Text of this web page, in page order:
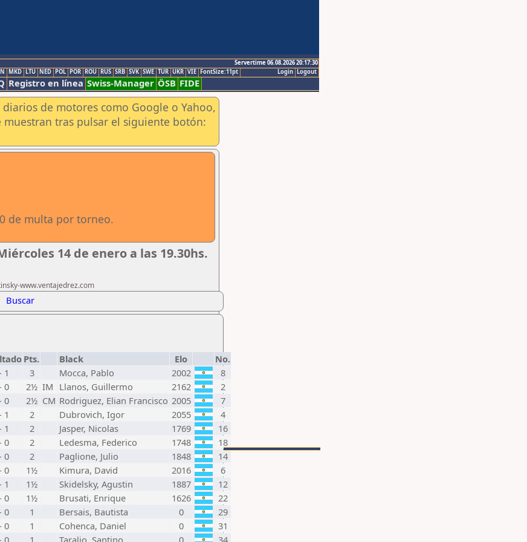
Servertime 06.08.2026 20:17:30
Logout
Login
MKD LTU NED POL POR ROU RUS SRB SVK SWE TUR UKR VIE FontSize:11pt
Registro en línea Swiss-Manager ÖSB FIDE
de motores como Google o Yahoo,
muestran tras pulsar el siguiente botón:
de multa por torneo.
14 de enero a las 19.30hs.
www.ventajedrez.com
Buscar
Pts. Black Elo
No.
1 3 Mocca, Pablo 2002
8
0 2½ IM Llanos, Guillermo 2162
2
0 2½ CM Rodriguez, Elian Francisco 2005
7
1 2 Dubrovich, Igor 2055
4
1 2 Jasper, Nicolas 1769
16
0 2 Ledesma, Federico 1748
18
0 2 Paglione, Julio 1848
14
0 1½ Kimura, David 2016
6
1 1½ Skidelsky, Agustin 1887
12
0 1½ Brusati, Enrique 1626
22
0 1 Bersais, Bautista 0
29
0 1 Cohenca, Daniel 0
31
0 1 Taralio, Santino 0 34